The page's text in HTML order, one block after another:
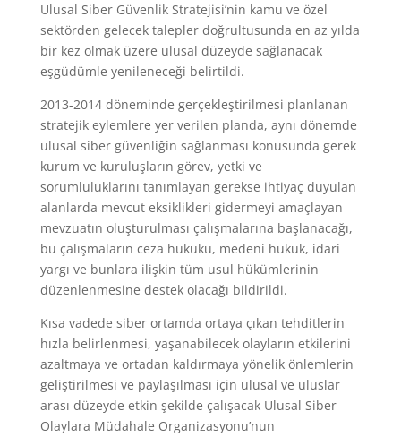
Ulusal Siber Güvenlik Stratejisi’nin kamu ve özel
sektörden gelecek talepler doğrultusunda en az yılda
bir kez olmak üzere ulusal düzeyde sağlanacak
eşgüdümle yenileneceği belirtildi.
2013-2014 döneminde gerçekleştirilmesi planlanan
stratejik eylemlere yer verilen planda, aynı dönemde
ulusal siber güvenliğin sağlanması konusunda gerek
kurum ve kuruluşların görev, yetki ve
sorumluluklarını tanımlayan gerekse ihtiyaç duyulan
alanlarda mevcut eksiklikleri gidermeyi amaçlayan
mevzuatın oluşturulması çalışmalarına başlanacağı,
bu çalışmaların ceza hukuku, medeni hukuk, idari
yargı ve bunlara ilişkin tüm usul hükümlerinin
düzenlenmesine destek olacağı bildirildi.
Kısa vadede siber ortamda ortaya çıkan tehditlerin
hızla belirlenmesi, yaşanabilecek olayların etkilerini
azaltmaya ve ortadan kaldırmaya yönelik önlemlerin
geliştirilmesi ve paylaşılması için ulusal ve uluslar
arası düzeyde etkin şekilde çalışacak Ulusal Siber
Olaylara Müdahale Organizasyonu’nun